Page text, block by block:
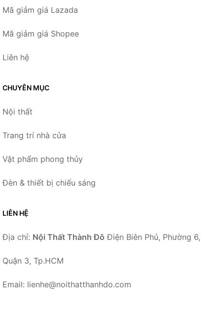
Mã giảm giá Lazada
Mã giảm giá Shopee
Liên hệ
CHUYÊN MỤC
Nội thất
Trang trí nhà cửa
Vật phẩm phong thủy
Đèn & thiết bị chiếu sáng
LIÊN HỆ
Địa chỉ: Nội Thất Thành Đô Điện Biên Phủ, Phường 6,
Quận 3, Tp.HCM
Email: lienhe@noithatthanhdo.com